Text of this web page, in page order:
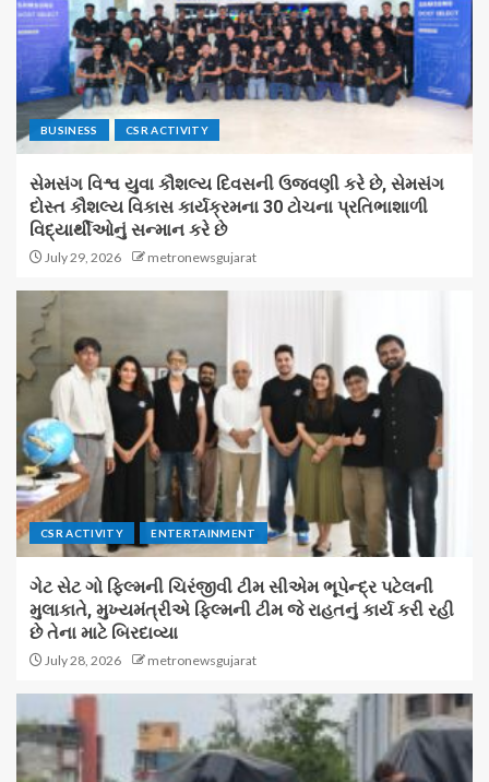
BUSINESS CSR ACTIVITY
સેમસંગ વિશ્વ યુવા કૌશલ્ય દિવસની ઉજવણી કરે છે, સેમસંગ
દોસ્ત કૌશલ્ય વિકાસ કાર્યક્રમના 30 ટોચના પ્રતિભાશાળી
વિદ્યાર્થીઓનું સન્માન કરે છે
July 29, 2026 metronewsgujarat
CSR ACTIVITY ENTERTAINMENT
ગેટ સેટ ગો ફિલ્મની ચિરંજીવી ટીમ સીએમ ભૂપેન્દ્ર પટેલની
મુલાકાતે, મુખ્યમંત્રીએ ફિલ્મની ટીમ જે રાહતનું કાર્ય કરી રહી
છે તેના માટે બિરદાવ્યા
July 28, 2026 metronewsgujarat